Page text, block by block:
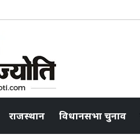
राजस्थान विधानसभा चुनाव